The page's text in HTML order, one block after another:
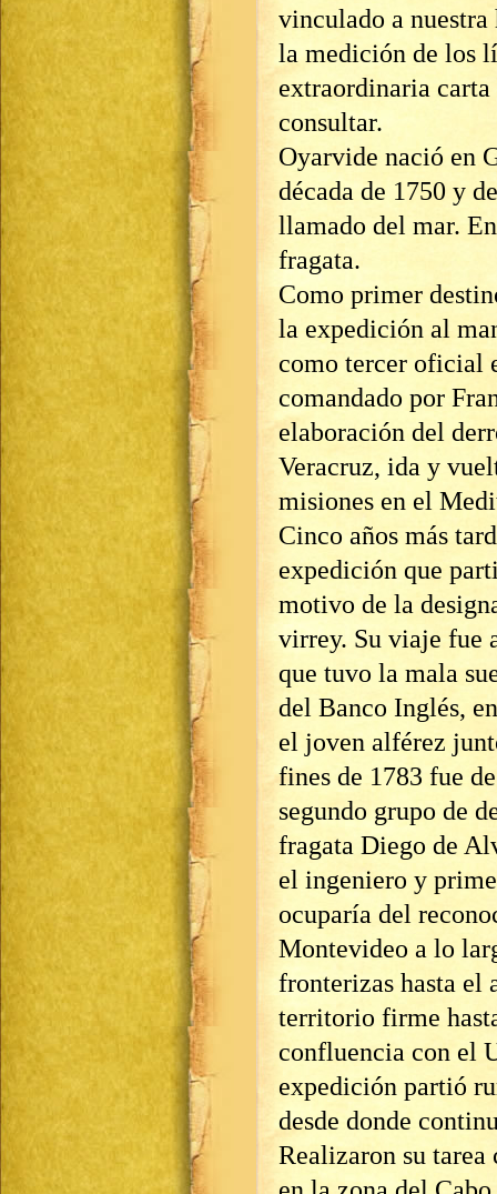
vinculado a
la medición de los
extraordinaria
consultar.
Oyarvide nació en
década de 1750 y
llamado del mar.
fragata.
Como primer
la expedición al
como tercer oficial
comandado por
elaboración del
Veracruz, ida y
misiones en el
Cinco años más
expedición que
motivo de la
virrey. Su viaje fue
que tuvo la mala
del Banco Inglés,
el joven alférez
fines de 1783 fue
segundo grupo de
fragata Diego de
el ingeniero y
ocuparía del
Montevideo a lo
fronterizas hasta el
territorio firme
confluencia con el
expedición partió
desde donde
Realizaron su